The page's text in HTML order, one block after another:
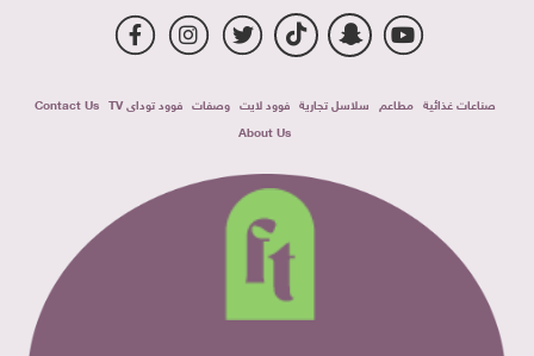
صناعات غذائية مطاعم سلاسل تجارية فوود لايت وصفات فوود توداى TV
Contact Us
About Us